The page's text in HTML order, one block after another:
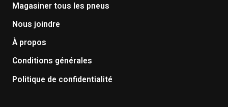
Magasiner tous les pneus
Nous joindre
À propos
Conditions générales
Politique de confidentialité